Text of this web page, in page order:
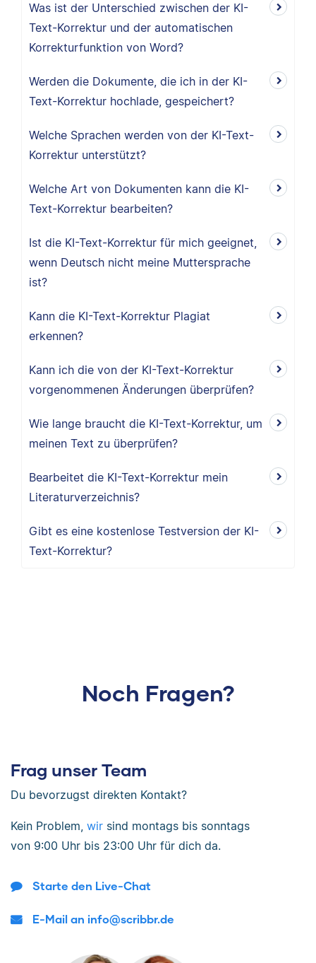
Was ist der Unterschied zwischen der KI-
Text-Korrektur und der automatischen
Korrekturfunktion von Word?
Werden die Dokumente, die ich in der KI-
Text-Korrektur hochlade, gespeichert?
Welche Sprachen werden von der KI-Text-
Korrektur unterstützt?
Welche Art von Dokumenten kann die KI-
Text-Korrektur bearbeiten?
Ist die KI-Text-Korrektur für mich geeignet,
wenn Deutsch nicht meine Muttersprache
ist?
Kann die KI-Text-Korrektur Plagiat
erkennen?
Kann ich die von der KI-Text-Korrektur
vorgenommenen Änderungen überprüfen?
Wie lange braucht die KI-Text-Korrektur, um
meinen Text zu überprüfen?
Bearbeitet die KI-Text-Korrektur mein
Literaturverzeichnis?
Gibt es eine kostenlose Testversion der KI-
Text-Korrektur?
Noch Fragen?
Frag unser Team
Du bevorzugst direkten Kontakt?
Kein Problem, wir sind montags bis sonntags
von 9:00 Uhr bis 23:00 Uhr für dich da.
Starte den Live-Chat
E-Mail an info@scribbr.de